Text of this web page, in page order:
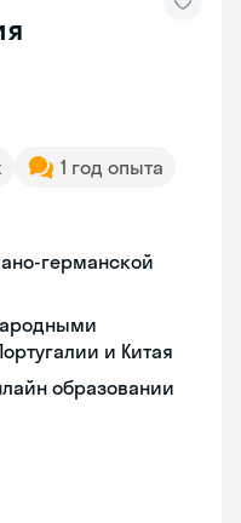
1 год опыта
германской
и Китая
образовании